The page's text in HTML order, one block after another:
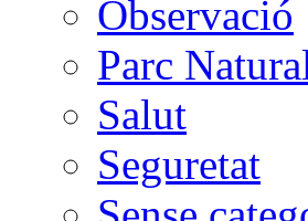
Observació
Parc Natural
Salut
Seguretat